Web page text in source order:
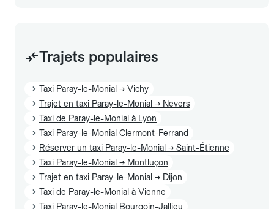
Trajets populaires
Taxi Paray-le-Monial → Vichy
Trajet en taxi Paray-le-Monial → Nevers
Taxi de Paray-le-Monial à Lyon
Taxi Paray-le-Monial Clermont-Ferrand
Réserver un taxi Paray-le-Monial → Saint-Étienne
Taxi Paray-le-Monial → Montluçon
Trajet en taxi Paray-le-Monial → Dijon
Taxi de Paray-le-Monial à Vienne
Taxi Paray-le-Monial Bourgoin-Jallieu